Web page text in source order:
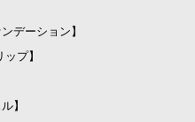
デーション】
プ】
】